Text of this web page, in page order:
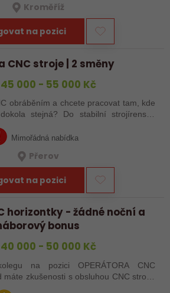
Kroměříž
na pozici
CNC stroje | 2 směny
45 000 - 55 000 Kč
obráběním a chcete pracovat tam, kde
stejná? Do stabilní strojírenské
Vás…
Mimořádná nabídka
Přerov
na pozici
horizontky - žádné noční a
bonus
40 000 - 50 000 Kč
na pozici OPERÁTORA CNC
máte zkušenosti s obsluhou CNC strojů,
dokumentaci a máte chuť naučit se